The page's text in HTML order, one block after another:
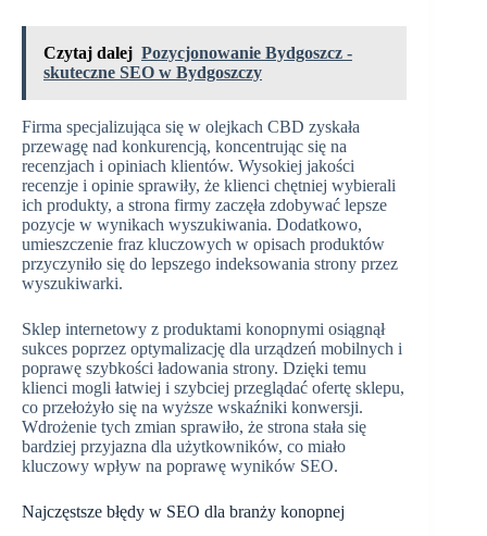
Czytaj dalej Pozycjonowanie Bydgoszcz -
skuteczne SEO w Bydgoszczy
Firma specjalizująca się w olejkach CBD zyskała
przewagę nad konkurencją, koncentrując się na
recenzjach i opiniach klientów. Wysokiej jakości
recenzje i opinie sprawiły, że klienci chętniej wybierali
ich produkty, a strona firmy zaczęła zdobywać lepsze
pozycje w wynikach wyszukiwania. Dodatkowo,
umieszczenie fraz kluczowych w opisach produktów
przyczyniło się do lepszego indeksowania strony przez
wyszukiwarki.
Sklep internetowy z produktami konopnymi osiągnął
sukces poprzez optymalizację dla urządzeń mobilnych i
poprawę szybkości ładowania strony. Dzięki temu
klienci mogli łatwiej i szybciej przeglądać ofertę sklepu,
co przełożyło się na wyższe wskaźniki konwersji.
Wdrożenie tych zmian sprawiło, że strona stała się
bardziej przyjazna dla użytkowników, co miało
kluczowy wpływ na poprawę wyników SEO.
Najczęstsze błędy w SEO dla branży konopnej